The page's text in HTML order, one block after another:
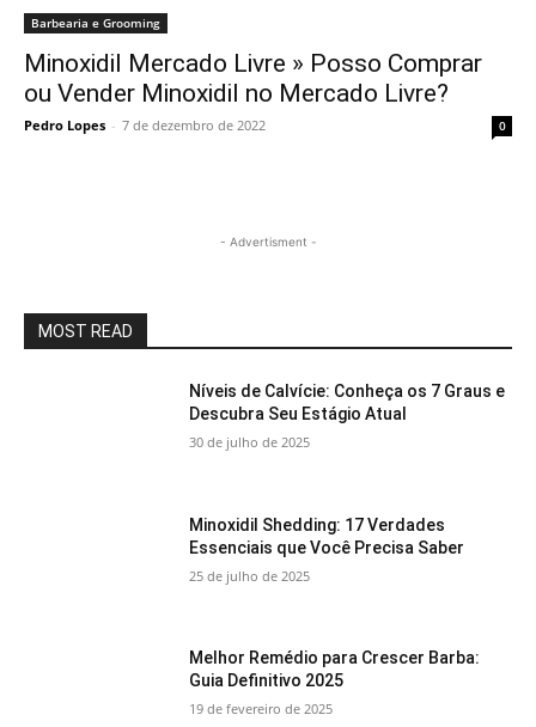
Barbearia e Grooming
Minoxidil Mercado Livre » Posso Comprar
ou Vender Minoxidil no Mercado Livre?
Pedro Lopes - 7 de dezembro de 2022 0
- Advertisment -
MOST READ
Níveis de Calvície: Conheça os 7 Graus e
Descubra Seu Estágio Atual
30 de julho de 2025
Minoxidil Shedding: 17 Verdades
Essenciais que Você Precisa Saber
25 de julho de 2025
Melhor Remédio para Crescer Barba:
Guia Definitivo 2025
19 de fevereiro de 2025